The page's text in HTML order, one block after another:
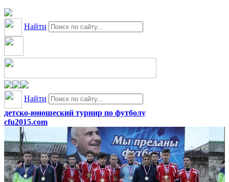
Найти
Найти
детско-юношеский турнир по футболу
cfu2015.com